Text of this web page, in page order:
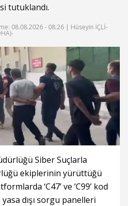
tutuklandı.
08.08.2026 - 08:26 | Hüseyin İÇLİ-
Siber Suçlarla
ekiplerinin yürüttüğü
‘C47’ ve ‘C99’ kod
dışı sorgu panelleri